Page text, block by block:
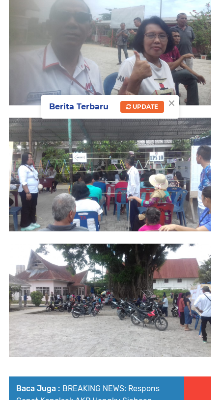
Baca Juga : BREAKING NEWS: Respons
×
Berita Terbaru UPDATE